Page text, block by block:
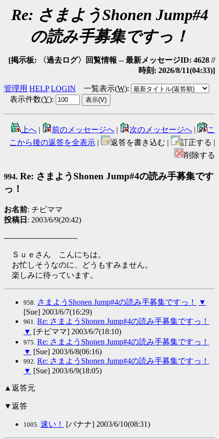
Re: さまようShonen Jump#4
の読み手募集ですっ！
[掲示板: 〈過去ログ〉回覧情報 -- 最新メッセージID: 4628 //
時刻: 2026/8/11(04:33)]
管理用 HELP LOGIN 一覧表示(W):
表示件数(Y):
上へ | 前のメッセージへ | 次のメッセージへ |
こ
こから後の返答を全表示 | 返答を書き込む |
訂正する |
削除する
994. Re: さまようShonen Jump#4の読み手募集です
っ！
お名前: チビママ
投稿日 : 2003/6/9(20:42)
------------------------------
Ｓｕｅさん こんにちは。
お忙しそうなのに、どうもすみません。
楽しみに待っています。
958. さまようShonen Jump#4の読み手募集ですっ！
▼
[Sue] 2003/6/7(16:29)
961. Re: さまようShonen Jump#4の読み手募集ですっ！
▼ [チビママ] 2003/6/7(18:10)
975. Re: さまようShonen Jump#4の読み手募集ですっ！
▼ [Sue] 2003/6/8(06:16)
992. Re: さまようShonen Jump#4の読み手募集ですっ！
▼ [Sue] 2003/6/9(18:05)
▲返答元
▼返答
1005. 速い！ [バナナ] 2003/6/10(08:31)